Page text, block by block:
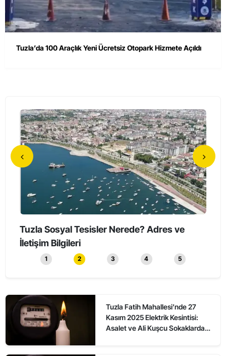
Tuzla’da 100 Araçlık Yeni Ücretsiz Otopark Hizmete Açıldı
Tuzla’da Erkeklerin Katıldığı Sessiz Yürüyüş
Düzenlendi
1 2 3 4 5
Tuzla Fatih Mahallesi’nde 27
Kasım 2025 Elektrik Kesintisi:
Asalet ve Ali Kuşcu Sokaklarda